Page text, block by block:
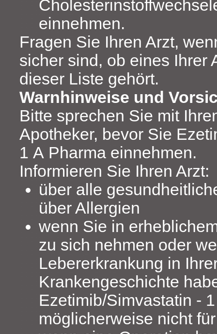
einnehmen.
Fragen Sie Ihren Arzt,
sicher sind, ob eines Ihrer
dieser Liste gehört.
Warnhinweise und
Bitte sprechen Sie mit
Apotheker, bevor Sie
1 A Pharma einnehmen.
Informieren Sie Ihren Arzt:
über alle
über Allergien
wenn Sie in
zu sich nehmen oder
Lebererkrankung in
Krankengeschichte
Ezetimib/Simvastatin -
möglicherweise nicht